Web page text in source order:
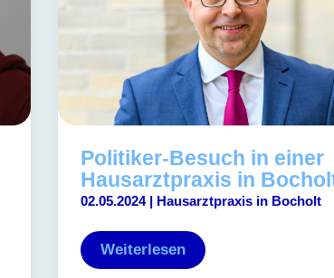
Politiker-Besuch in einer
Hausarztpraxis in
02.05.2024 | Hausarztpraxis in Bocholt
Weiterlesen